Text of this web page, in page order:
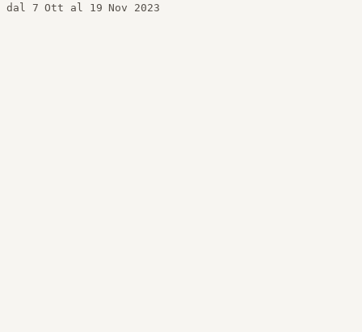
dal 7 Ott al 19 Nov 2023